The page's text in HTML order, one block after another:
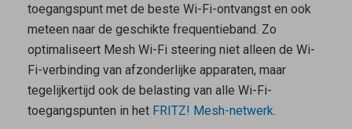
toegangspunt met de beste Wi-Fi-ontvangst en ook
meteen naar de geschikte frequentieband. Zo
optimaliseert Mesh Wi-Fi steering niet alleen de Wi-
Fi-verbinding van afzonderlijke apparaten, maar
tegelijkertijd ook de belasting van alle Wi-Fi-
toegangspunten in het FRITZ! Mesh-netwerk